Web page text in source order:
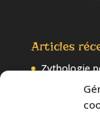
Articles
Zythologie
sur la bière
Les 10